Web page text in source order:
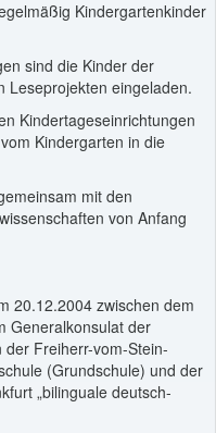
Kindergartenkinder
sind die Kinder der
Leseprojekten eingeladen.
Kindertageseinrichtungen
Kindergarten in die
mit den
von Anfang
20.12.2004 zwischen dem
Generalkonsulat der
Freiherr-vom-Stein-
(Grundschule) und der
„bilinguale deutsch-